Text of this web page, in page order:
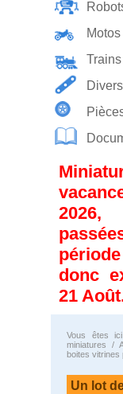
Motos
Trains
2026,
donc
21
Vous êtes
miniatures /
boites vitrines
Un lot